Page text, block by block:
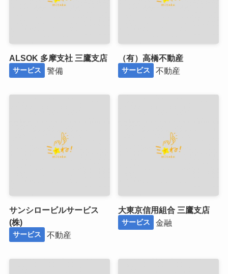
ALSOK 多摩支社 三鷹支店
サービス 警備
（有）高橋不動産
サービス 不動産
サンシロービルサービス
(株)
サービス 不動産
大東京信用組合 三鷹支店
サービス 金融